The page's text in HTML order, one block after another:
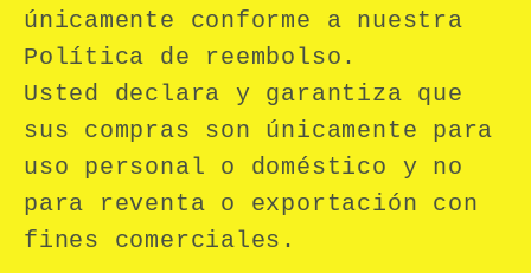
únicamente conforme a nuestra
Política de reembolso.
Usted declara y garantiza que
sus compras son únicamente para
uso personal o doméstico y no
para reventa o exportación con
fines comerciales.